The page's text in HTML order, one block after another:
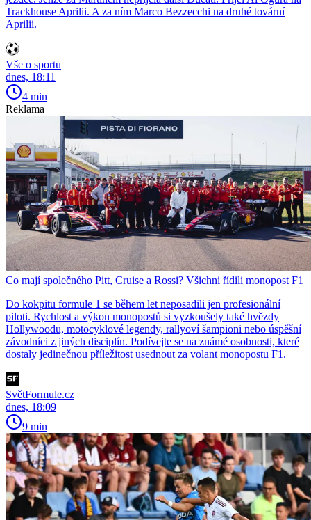
Trackhouse Aprilii. A za ním Marco Bezzecchi na druhé tovární
Aprilii.
Vše o sportu
dnes, 18:11
4 min
Reklama
Co mají společného Pitt, Cruise a Rossi? Všichni řídili monopost F1
Do kokpitu formule 1 se během let neposadili jen profesionální
piloti. Rychlost a výkon monopostů si vyzkoušely také hvězdy
Hollywoodu, motocyklové legendy, rallyoví šampioni nebo úspěšní
závodníci z jiných disciplín. Podívejte se na známé osobnosti, které
dostaly jedinečnou příležitost usednout za volant monopostu F1.
SvětFormule.cz
dnes, 18:09
9 min